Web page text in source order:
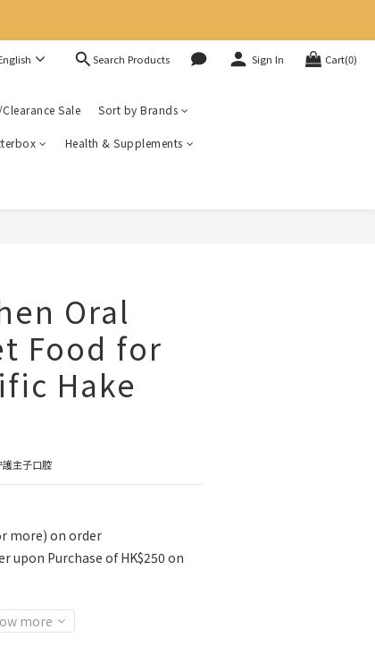
Search Products Sign In Cart(0)
Sale Sort by Brands
Health & Supplements
Oral
Food for
Hake
主子口腔
more) on order
upon Purchase of HK$250 on
more